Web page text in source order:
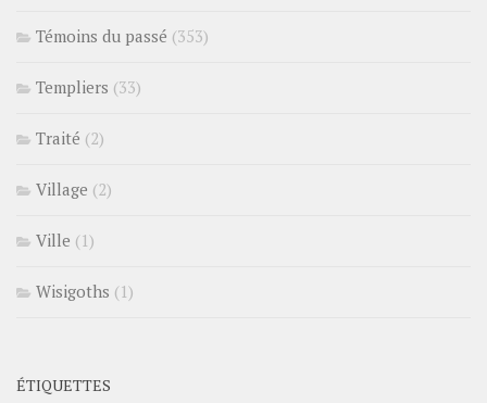
Témoins du passé (353)
Templiers (33)
Traité (2)
Village (2)
Ville (1)
Wisigoths (1)
ÉTIQUETTES